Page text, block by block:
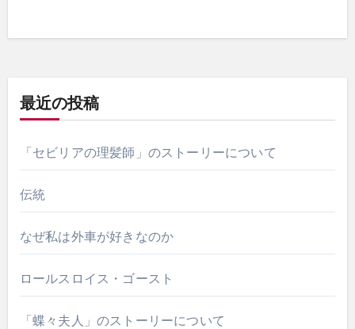
最近の投稿
「セビリアの理髪師」のストーリーについて
伝統
なぜ私は外車が好きなのか
ロールスロイス・ゴースト
「蝶々夫人」のストーリーについて